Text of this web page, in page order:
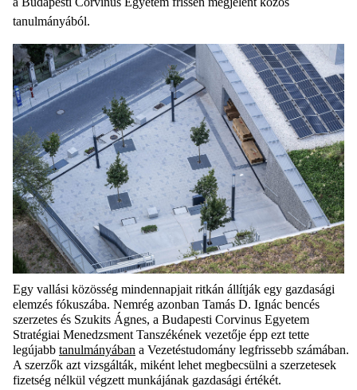
tanulmányából.
Egy vallási közösség mindennapjait ritkán állítják egy gazdasági
elemzés fókuszába. Nemrég azonban Tamás D. Ignác bencés
szerzetes és Szukits Ágnes, a Budapesti Corvinus Egyetem
Stratégiai Menedzsment Tanszékének vezetője épp ezt tette
legújabb tanulmányában a Vezetéstudomány legfrissebb számában.
A szerzők azt vizsgálták, miként lehet megbecsülni a szerzetesek
fizetség nélkül végzett munkájának gazdasági értékét.